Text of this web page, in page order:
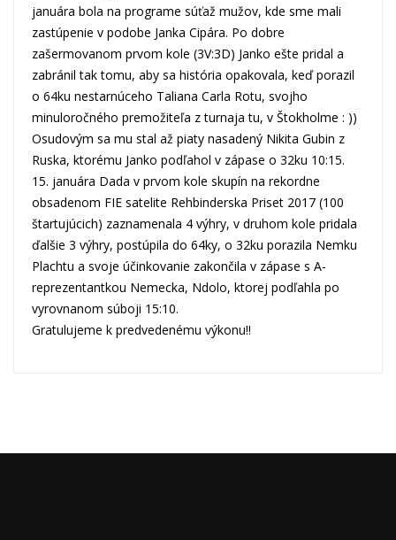
januára bola na programe súťaž mužov, kde sme mali
zastúpenie v podobe Janka Cipára. Po dobre
zašermovanom prvom kole (3V:3D) Janko ešte pridal a
zabránil tak tomu, aby sa história opakovala, keď porazil
o 64ku nestarnúceho Taliana Carla Rotu, svojho
minuloročného premožiteľa z turnaja tu, v Štokholme : ))
Osudovým sa mu stal až piaty nasadený Nikita Gubin z
Ruska, ktorému Janko podľahol v zápase o 32ku 10:15.
15. januára Dada v prvom kole skupín na rekordne
obsadenom FIE satelite Rehbinderska Priset 2017 (100
štartujúcich) zaznamenala 4 výhry, v druhom kole pridala
ďalšie 3 výhry, postúpila do 64ky, o 32ku porazila Nemku
Plachtu a svoje účinkovanie zakončila v zápase s A-
reprezentantkou Nemecka, Ndolo, ktorej podľahla po
vyrovnanom súboji 15:10.
Gratulujeme k predvedenému výkonu!!